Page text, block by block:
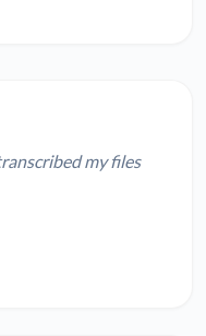
my files